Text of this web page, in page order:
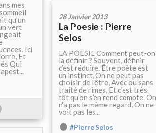
mes
qu’un
vert
Ici
Et
Qui
28 Janvier 2013
La Poesie : Pierre
Selos
LA POESIE Comment peut-on
la définir ? Souvent, définir
c’est réduire. Être poète est
un instinct, On ne peut pas
choisir de l’être, Avec ou sans
traité de rimes, Et c’est très
tôt qu’on s’en rend compte. On
n’a pas le même regard, On ne
voit pas les...
#Pierre Selos